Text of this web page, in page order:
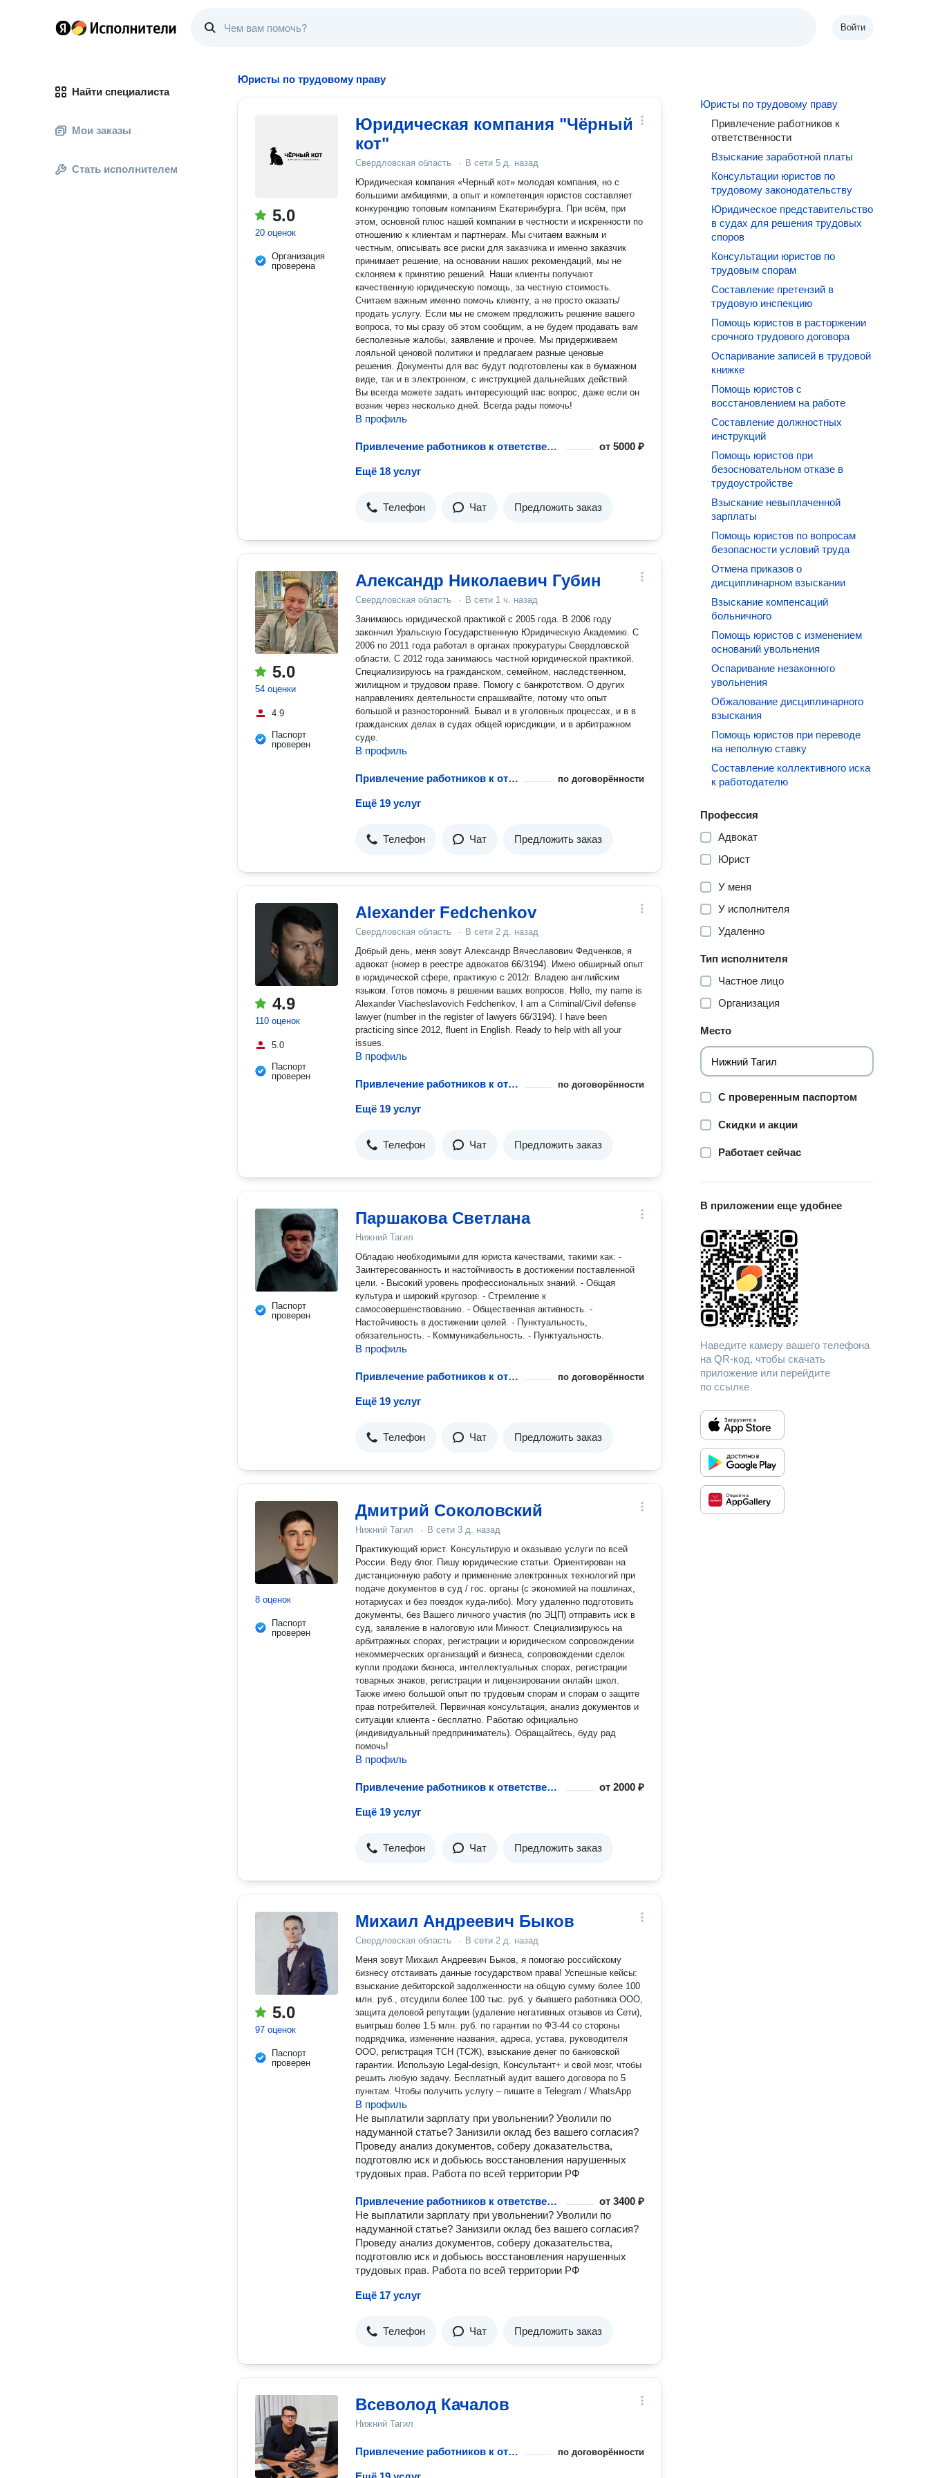
Войти
Найти специалиста
Мои заказы
Стать исполнителем
Юристы по трудовому праву
5.0
20 оценок
Организация
проверена
Юридическая компания "Чёрный
кот"
Свердловская область · В сети 5 д. назад
Юридическая компания «Черный кот» молодая компания, но с
большими амбициями, а опыт и компетенция юристов составляет
конкуренцию топовым компаниям Екатеринбурга. При всём, при
этом, основной плюс нашей компании в честности и искренности по
отношению к клиентам и партнерам. Мы считаем важным и
честным, описывать все риски для заказчика и именно заказчик
принимает решение, на основании наших рекомендаций, мы не
склоняем к принятию решений. Наши клиенты получают
качественную юридическую помощь, за честную стоимость.
Считаем важным именно помочь клиенту, а не просто оказать/
продать услугу. Если мы не сможем предложить решение вашего
вопроса, то мы сразу об этом сообщим, а не будем продавать вам
бесполезные жалобы, заявление и прочее. Мы придерживаем
лояльной ценовой политики и предлагаем разные ценовые
решения. Документы для вас будут подготовлены как в бумажном
виде, так и в электронном, с инструкцией дальнейших действий.
Вы всегда можете задать интересующий вас вопрос, даже если он
возник через несколько дней. Всегда рады помочь!
В профиль
Привлечение работников к ответственности от5000 ₽
Ещё 18 услуг
Телефон Чат Предложить заказ
5.0
54 оценки
4.9
Паспорт
проверен
Александр Николаевич Губин
Свердловская область · В сети 1 ч. назад
Занимаюсь юридической практикой с 2005 года. В 2006 году
закончил Уральскую Государственную Юридическую Академию. С
2006 по 2011 года работал в органах прокуратуры Свердловской
области. С 2012 года занимаюсь частной юридической практикой.
Специализируюсь на гражданском, семейном, наследственном,
жилищном и трудовом праве. Помогу с банкротством. О других
направлениях деятельности спрашивайте, потому что опыт
большой и разносторонний. Бывал и в уголовных процессах, и в в
гражданских делах в судах общей юрисдикции, и в арбитражном
суде.
В профиль
Привлечение работников к ответственности по договорённости
Ещё 19 услуг
Телефон Чат Предложить заказ
4.9
110 оценок
5.0
Паспорт
проверен
Alexander Fedchenkov
Свердловская область · В сети 2 д. назад
Добрый день, меня зовут Александр Вячеславович Федченков, я
адвокат (номер в реестре адвокатов 66/3194). Имею обширный опыт
в юридической сфере, практикую с 2012г. Владею английским
языком. Готов помочь в решении ваших вопросов. Hello, my name is
Alexander Viacheslavovich Fedchenkov, I am a Criminal/Civil defense
lawyer (number in the register of lawyers 66/3194). I have been
practicing since 2012, fluent in English. Ready to help with all your
issues.
В профиль
Привлечение работников к ответственности по договорённости
Ещё 19 услуг
Телефон Чат Предложить заказ
Паспорт
проверен
Паршакова Светлана
Нижний Тагил
Обладаю необходимыми для юриста качествами, такими как: -
Заинтересованность и настойчивость в достижении поставленной
цели. - Высокий уровень профессиональных знаний. - Общая
культура и широкий кругозор. - Стремление к
самосовершенствованию. - Общественная активность. -
Настойчивость в достижении целей. - Пунктуальность,
обязательность. - Коммуникабельность. - Пунктуальность.
В профиль
Привлечение работников к ответственности по договорённости
Ещё 19 услуг
Телефон Чат Предложить заказ
8 оценок
Паспорт
проверен
Дмитрий Соколовский
Нижний Тагил · В сети 3 д. назад
Практикующий юрист. Консультирую и оказываю услуги по всей
России. Веду блог. Пишу юридические статьи. Ориентирован на
дистанционную работу и применение электронных технологий при
подаче документов в суд / гос. органы (с экономией на пошлинах,
нотариусах и без поездок куда-либо). Могу удаленно подготовить
документы, без Вашего личного участия (по ЭЦП) отправить иск в
суд, заявление в налоговую или Минюст. Специализируюсь на
арбитражных спорах, регистрации и юридическом сопровождении
некоммерческих организаций и бизнеса, сопровождении сделок
купли продажи бизнеса, интеллектуальных спорах, регистрации
товарных знаков, регистрации и лицензировании онлайн школ.
Также имею большой опыт по трудовым спорам и спорам о защите
прав потребителей. Первичная консультация, анализ документов и
ситуации клиента - бесплатно. Работаю официально
(индивидуальный предприниматель). Обращайтесь, буду рад
помочь!
В профиль
Привлечение работников к ответственности от2000 ₽
Ещё 19 услуг
Телефон Чат Предложить заказ
5.0
97 оценок
Паспорт
проверен
Михаил Андреевич Быков
Свердловская область · В сети 2 д. назад
Меня зовут Михаил Андреевич Быков, я помогаю российскому
бизнесу отстаивать данные государством права! Успешные кейсы:
взыскание дебиторской задолженности на общую сумму более 100
млн. руб., отсудили более 100 тыс. руб. у бывшего работника ООО,
защита деловой репутации (удаление негативных отзывов из Сети),
выигрыш более 1.5 млн. руб. по гарантии по ФЗ-44 со стороны
подрядчика, изменение названия, адреса, устава, руководителя
ООО, регистрация ТСН (ТСЖ), взыскание денег по банковской
гарантии. Использую Legal-design, Консультант+ и свой мозг, чтобы
решить любую задачу. Бесплатный аудит вашего договора по 5
пунктам. Чтобы получить услугу – пишите в Telegram / WhatsApp
В профиль
Не выплатили зарплату при увольнении? Уволили по
надуманной статье? Занизили оклад без вашего согласия?
Проведу анализ документов, соберу доказательства,
подготовлю иск и добьюсь восстановления нарушенных
трудовых прав. Работа по всей территории РФ
Привлечение работников к ответственности от3400 ₽
Не выплатили зарплату при увольнении? Уволили по
надуманной статье? Занизили оклад без вашего согласия?
Проведу анализ документов, соберу доказательства,
подготовлю иск и добьюсь восстановления нарушенных
трудовых прав. Работа по всей территории РФ
Ещё 17 услуг
Телефон Чат Предложить заказ
Вceволод Качалов
Нижний Тагил
Привлечение работников к ответственности по договорённости
Юристы по трудовому праву
Привлечение работников к
ответственности
Взыскание заработной платы
Консультации юристов по
трудовому законодательству
Юридическое представительство
в судах для решения трудовых
споров
Консультации юристов по
трудовым спорам
Составление претензий в
трудовую инспекцию
Помощь юристов в расторжении
срочного трудового договора
Оспаривание записей в трудовой
книжке
Помощь юристов с
восстановлением на работе
Составление должностных
инструкций
Помощь юристов при
безосновательном отказе в
трудоустройстве
Взыскание невыплаченной
зарплаты
Помощь юристов по вопросам
безопасности условий труда
Отмена приказов о
дисциплинарном взыскании
Взыскание компенсаций
больничного
Помощь юристов с изменением
оснований увольнения
Оспаривание незаконного
увольнения
Обжалование дисциплинарного
взыскания
Помощь юристов при переводе
на неполную ставку
Составление коллективного иска
к работодателю
Профессия
Адвокат
Юрист
У меня
У исполнителя
Удаленно
Тип исполнителя
Частное лицо
Организация
Место
С проверенным паспортом
Скидки и акции
Работает сейчас
В приложении еще удобнее
Наведите камеру вашего телефона
на QR-код, чтобы скачать
приложение или перейдите
по ссылке